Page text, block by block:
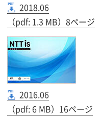
2018.06
（pdf: 1.3 MB）8ページ
2016.06
（pdf: 6 MB）16ページ